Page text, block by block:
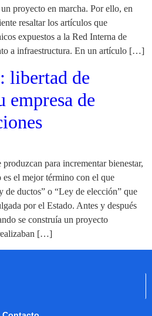
proyecto en marcha. Por ello, en
resaltar los artículos que
expuestos a la Red Interna de
a infraestructura. En un artículo […]
libertad de
empresa de
para incrementar bienestar,
el mejor término con el que
de ductos” o “Ley de elección” que
por el Estado. Antes y después
se construía un proyecto
[…]